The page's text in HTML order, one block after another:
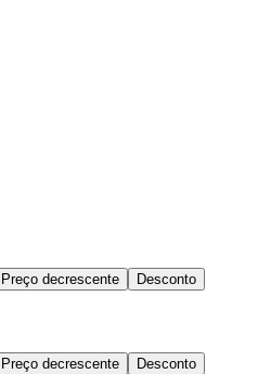
Preço decrescente Desconto
Preço decrescente Desconto